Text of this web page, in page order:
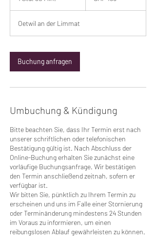
d
3
M
i
n
Oetwil an der Limmat
Buchung anfragen
Umbuchung & Kündigung
Bitte beachten Sie, dass Ihr Termin erst nach
unserer schriftlichen oder telefonischen
Bestätigung gültig ist. Nach Abschluss der
Online-Buchung erhalten Sie zunächst eine
vorläufige Buchungsanfrage. Wir bestätigen
den Termin anschließend zeitnah, sofern er
verfügbar ist.
Wir bitten Sie, pünktlich zu Ihrem Termin zu
erscheinen und uns im Falle einer Stornierung
oder Terminänderung mindestens 24 Stunden
im Voraus zu informieren, um einen
reibungslosen Ablauf gewährleisten zu können.